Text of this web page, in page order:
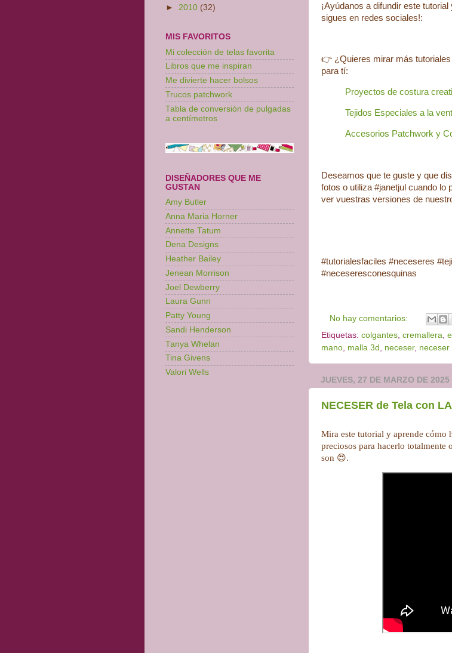
¡Ayúdanos a difundir este
sigues en redes sociales!:
​👉 ¿Quieres mirar más
para tí:
Proyectos de costura
Tejidos Especiales a la
Accesorios Patchwork y
Deseamos que te guste y que
fotos o utiliza #janetjul cuando lo
ver vuestras versiones de
#tutorialesfaciles #neceseres
#neceseresconesquinas
No hay comentarios:
Etiquetas: colgantes cremallera
mano malla 3d neceser,
JUEVES, 27 DE MARZO DE 2025
NECESER de Tela con
Mira este tutorial y aprende cómo
preciosos para hacerlo
son 😍.
► 2010 (32)
MIS FAVORITOS
Mi colección de telas favorita
Libros que me inspiran
Me divierte hacer bolsos
Trucos patchwork
Tabla de conversión de pulgadas
a centímetros
DISEÑADORES QUE ME
GUSTAN
Amy Butler
Anna Maria Horner
Annette Tatum
Dena Designs
Heather Bailey
Jenean Morrison
Joel Dewberry
Laura Gunn
Patty Young
Sandi Henderson
Tanya Whelan
Tina Givens
Valori Wells